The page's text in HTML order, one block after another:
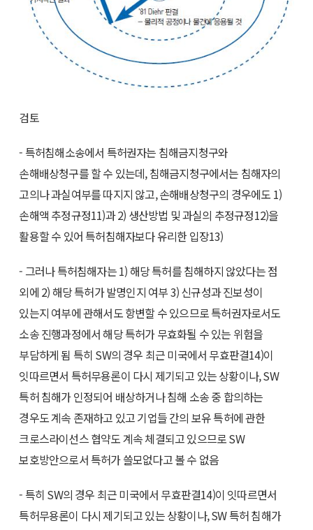
검토
- 특허침해소송에서 특허권자는 침해금지청구와
손해배상청구를 할 수 있는데, 침해금지청구에서는 침해자의
고의나 과실여부를 따지지 않고, 손해배상청구의 경우에도 1)
손해액 추정규정11)과 2) 생산방법 및 과실의 추정규정12)을
활용할 수 있어 특허침해자보다 유리한 입장13)
- 그러나 특허침해자는 1) 해당 특허를 침해하지 않았다는 점
외에 2) 해당 특허가 발명인지 여부 3) 신규성과 진보성이
있는지 여부에 관해서도 항변할 수 있으므로 특허권자로서도
소송 진행과정에서 해당 특허가 무효화될 수 있는 위험을
부담하게 됨 특히 SW의 경우 최근 미국에서 무효판결14)이
잇따르면서 특허무용론이 다시 제기되고 있는 상황이나, SW
특허 침해가 인정되어 배상하거나 침해 소송 중 합의하는
경우도 계속 존재하고 있고 기업들 간의 보유 특허에 관한
크로스라이선스 협약도 계속 체결되고 있으므로 SW
보호방안으로서 특허가 쓸모없다고 볼 수 없음
- 특히 SW의 경우 최근 미국에서 무효판결14)이 잇따르면서
특허무용론이 다시 제기되고 있는 상황이나, SW 특허 침해가